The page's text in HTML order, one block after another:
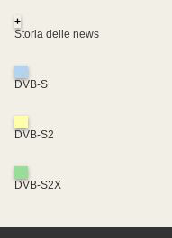
+
Storia delle news
DVB-S
DVB-S2
DVB-S2X